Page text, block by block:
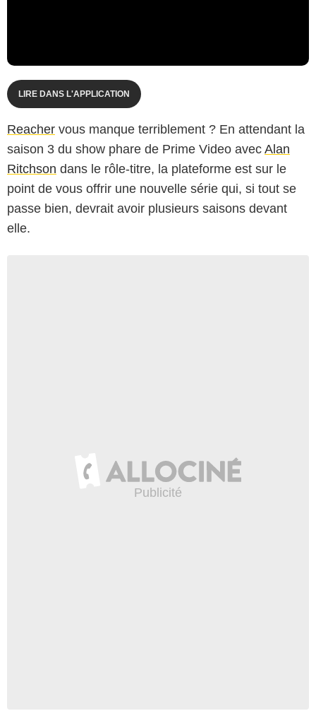
LIRE DANS L'APPLICATION
Reacher vous manque terriblement ? En attendant la
saison 3 du show phare de Prime Video avec Alan
Ritchson dans le rôle-titre, la plateforme est sur le
point de vous offrir une nouvelle série qui, si tout se
passe bien, devrait avoir plusieurs saisons devant
elle.